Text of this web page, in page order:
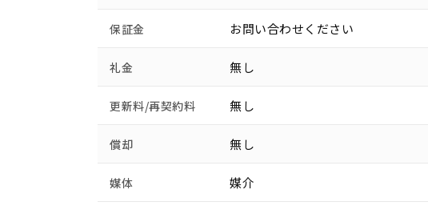
保証金 お問い合わせください
礼金 無し
更新料/再契約料 無し
償却 無し
媒体 媒介